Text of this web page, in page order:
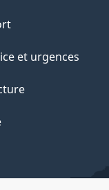
et urgences